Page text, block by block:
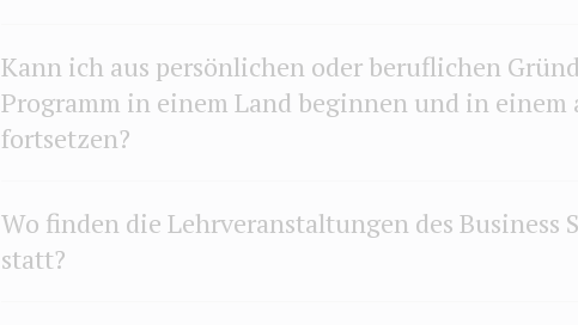
Kann ich aus persönlichen oder beruflichen
Programm in einem Land beginnen und in einem
fortsetzen?
Wo finden die Lehrveranstaltungen des Business
statt?